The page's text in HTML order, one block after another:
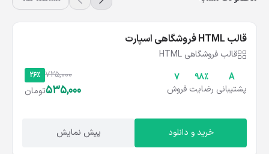
قالب HTML فروشگاهی اسپارت
قالب فروشگاهی HTML
A
پشتیبانی
۹۸%
رضایت
۷
فروش
26% 725,000
535,000تومان
خرید و دانلود پیش نمایش